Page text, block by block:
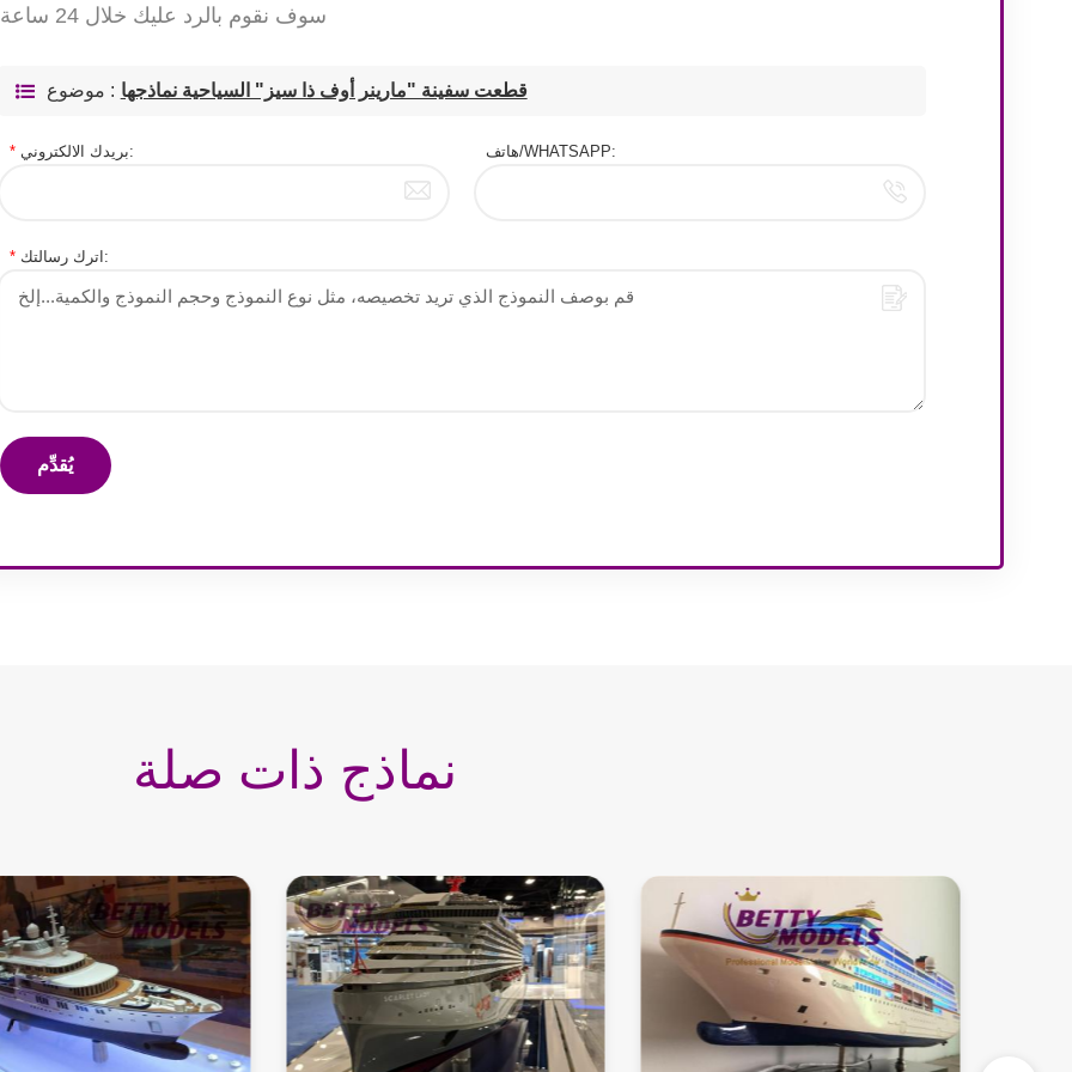
سوف نقوم بالرد عليك خلال 24 ساعة
موضوع : قطعت سفينة "مارينر أوف ذا سيز" السياحية نماذجها
* بريدك الالكتروني: هاتف/WHATSAPP:
* اترك رسالتك:
يُقدِّم
نماذج ذات صلة